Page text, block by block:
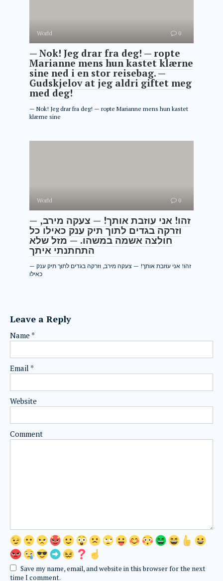
World 0
— Nok! Jeg drar fra deg! — ropte
Marianne mens hun kastet klærne
sine ned i en stor reisebag. —
Gudskjelov at jeg aldri giftet meg
med deg!
— Nok! Jeg drar fra deg! — ropte Marianne mens hun kastet
klærne sine
World 0
— זהו! אני עוזבת אותך! — צעקה מירב,
וזרקה בגדים לתוך תיק ענק כאילו כל
חולצה אשמה במשהו. — מזל שלא
התחתנתי איתך
— זהו! אני עוזבת אותך! — צעקה מירב, וזרקה בגדים לתוך תיק ענק
כאילו
Leave a Reply
Name *
Email *
Website
Comment
Save my name, email, and website in this browser for the next
time I comment.